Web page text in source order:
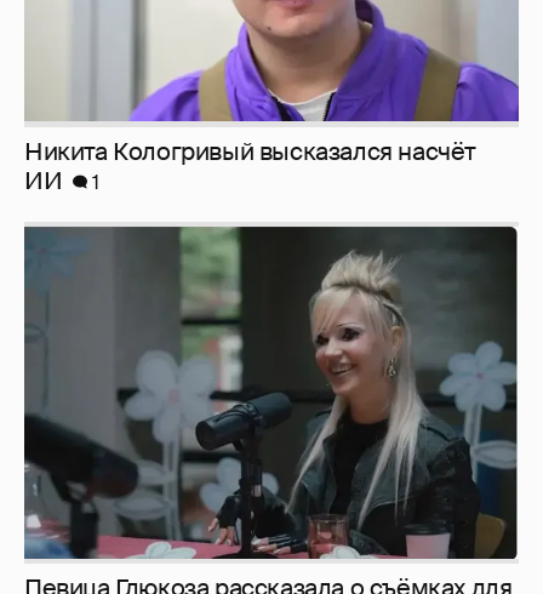
Никита Кологривый высказался насчёт
ИИ